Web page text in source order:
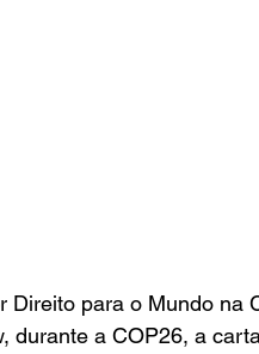
Direito para o Mundo na
durante a COP26, a